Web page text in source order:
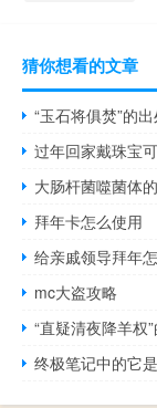
猜你想看的文章
“玉石将俱焚”的
过年回家戴珠宝
大肠杆菌噬菌体
拜年卡怎么使用
给亲戚领导拜年
mc大盗攻略
“直疑清夜降羊权
终极笔记中的它